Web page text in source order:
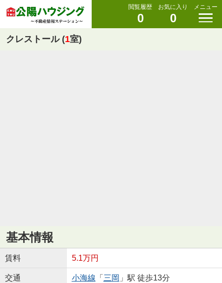
閲覧履歴
0
お気に入り
0
メニュー
クレストール (1室)
基本情報
賃料 5.1万円
交通 小海線 「 三岡 」駅 徒歩13分